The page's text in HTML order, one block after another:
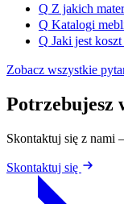
Q Z jakich
Q Katalogi
Q Jaki jest
Zobacz wszystkie
Potrzebujesz
Skontaktuj się z nami
Skontaktuj się